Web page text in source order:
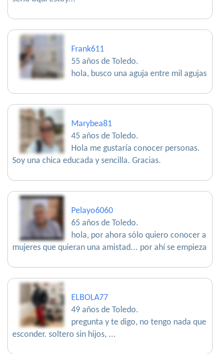
Frank611
55 años de Toledo.
hola, busco una aguja entre mil agujas
Marybea81
45 años de Toledo.
Hola me gustaría conocer personas.
Soy una chica educada y sencilla. Gracias.
Pelayo6060
65 años de Toledo.
hola, por ahora sólo quiero conocer a
mujeres que quieran una amistad... por ahí se empieza
ELBOLA77
49 años de Toledo.
pregunta y te digo, no tengo nada que
esconder. soltero sin hijos, ...